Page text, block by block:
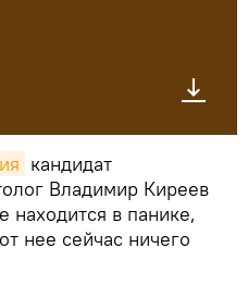
кандидат
Владимир Киреев
находится в панике,
нее сейчас ничего